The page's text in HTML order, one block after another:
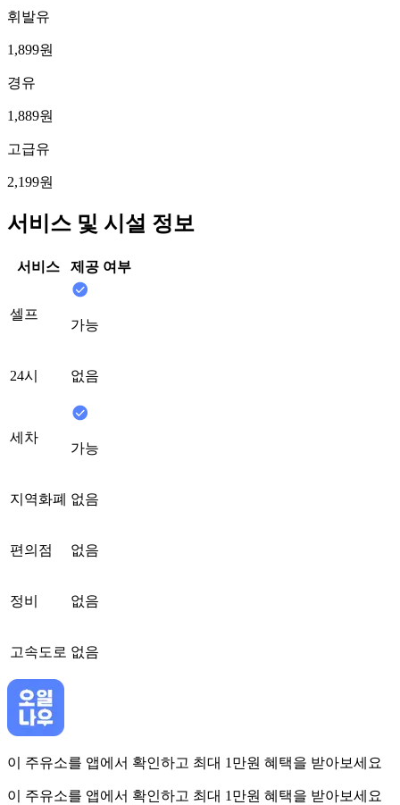
휘발유
1,899원
경유
1,889원
고급유
2,199원
서비스 및 시설 정보
서비스 제공 여부
셀프
가능
24시 없음
세차
가능
지역화폐 없음
편의점 없음
정비 없음
고속도로 없음
이 주유소를 앱에서 확인하고 최대 1만원 혜택을 받아보세요
이 주유소를 앱에서 확인하고 최대 1만원 혜택을 받아보세요